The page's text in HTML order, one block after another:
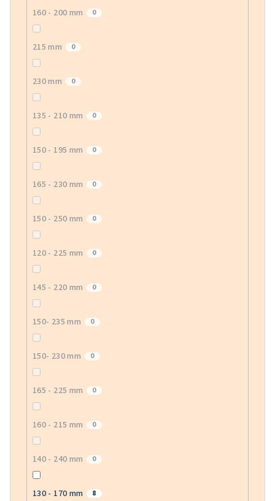
160 - 200 mm 0
215 mm 0
230 mm 0
135 - 210 mm 0
150 - 195 mm 0
165 - 230 mm 0
150 - 250 mm 0
120 - 225 mm 0
145 - 220 mm 0
150- 235 mm 0
150- 230 mm 0
165 - 225 mm 0
160 - 215 mm 0
140 - 240 mm 0
130 - 170 mm 8